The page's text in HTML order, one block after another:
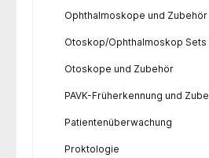
Ophthalmoskope und Zubehör
Otoskop/Ophthalmoskop Sets
Otoskope und Zubehör
PAVK-Früherkennung und
Patientenüberwachung
Proktologie